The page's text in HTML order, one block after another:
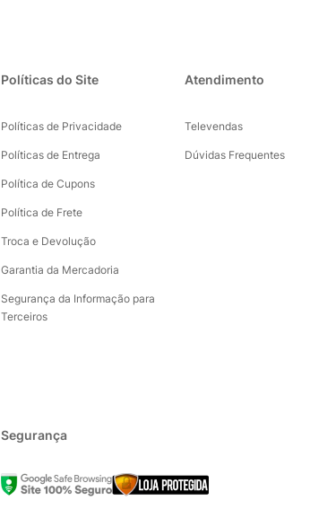
Políticas do Site
Políticas de Privacidade
Políticas de Entrega
Política de Cupons
Política de Frete
Troca e Devolução
Garantia da Mercadoria
Segurança da Informação para
Terceiros
Atendimento
Televendas
Dúvidas Frequentes
Segurança